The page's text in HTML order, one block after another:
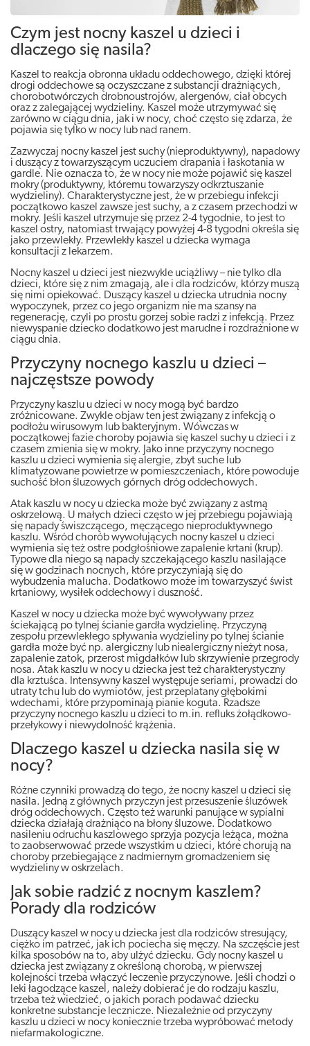
Czym jest nocny kaszel u dzieci i
dlaczego się nasila?
Kaszel to reakcja obronna układu oddechowego, dzięki której
drogi oddechowe są oczyszczane z substancji drażniących,
chorobotwórczych drobnoustrojów, alergenów, ciał obcych
oraz z zalegającej wydzieliny. Kaszel może utrzymywać się
zarówno w ciągu dnia, jak i w nocy, choć często się zdarza, że
pojawia się tylko w nocy lub nad ranem.
Zazwyczaj nocny kaszel jest suchy (nieproduktywny), napadowy
i duszący z towarzyszącym uczuciem drapania i łaskotania w
gardle. Nie oznacza to, że w nocy nie może pojawić się kaszel
mokry (produktywny, któremu towarzyszy odkrztuszanie
wydzieliny). Charakterystyczne jest, że w przebiegu infekcji
początkowo kaszel zawsze jest suchy, a z czasem przechodzi w
mokry. Jeśli kaszel utrzymuje się przez 2-4 tygodnie, to jest to
kaszel ostry, natomiast trwający powyżej 4-8 tygodni określa się
jako przewlekły. Przewlekły kaszel u dziecka wymaga
konsultacji z lekarzem.
Nocny kaszel u dzieci jest niezwykle uciążliwy – nie tylko dla
dzieci, które się z nim zmagają, ale i dla rodziców, którzy muszą
się nimi opiekować. Duszący kaszel u dziecka utrudnia nocny
wypoczynek, przez co jego organizm nie ma szansy na
regenerację, czyli po prostu gorzej sobie radzi z infekcją. Przez
niewyspanie dziecko dodatkowo jest marudne i rozdrażnione w
ciągu dnia.
Przyczyny nocnego kaszlu u dzieci –
najczęstsze powody
Przyczyny kaszlu u dzieci w nocy mogą być bardzo
zróżnicowane. Zwykle objaw ten jest związany z infekcją o
podłożu wirusowym lub bakteryjnym. Wówczas w
początkowej fazie choroby pojawia się kaszel suchy u dzieci i z
czasem zmienia się w mokry. Jako inne przyczyny nocnego
kaszlu u dzieci wymienia się alergie, zbyt suche lub
klimatyzowane powietrze w pomieszczeniach, które powoduje
suchość błon śluzowych górnych dróg oddechowych.
Atak kaszlu w nocy u dziecka może być związany z astmą
oskrzelową. U małych dzieci często w jej przebiegu pojawiają
się napady świszczącego, męczącego nieproduktywnego
kaszlu. Wśród chorób wywołujących nocny kaszel u dzieci
wymienia się też ostre podgłośniowe zapalenie krtani (krup).
Typowe dla niego są napady szczekającego kaszlu nasilające
się w godzinach nocnych, które przyczyniają się do
wybudzenia malucha. Dodatkowo może im towarzyszyć świst
krtaniowy, wysiłek oddechowy i duszność.
Kaszel w nocy u dziecka może być wywoływany przez
ściekającą po tylnej ścianie gardła wydzielinę. Przyczyną
zespołu przewlekłego spływania wydzieliny po tylnej ścianie
gardła może być np. alergiczny lub niealergiczny nieżyt nosa,
zapalenie zatok, przerost migdałków lub skrzywienie przegrody
nosa. Atak kaszlu w nocy u dziecka jest też charakterystyczny
dla krztuśca. Intensywny kaszel występuje seriami, prowadzi do
utraty tchu lub do wymiotów, jest przeplatany głębokimi
wdechami, które przypominają pianie koguta. Rzadsze
przyczyny nocnego kaszlu u dzieci to m.in. refluks żołądkowo-
przełykowy i niewydolność krążenia.
Dlaczego kaszel u dziecka nasila się w
nocy?
Różne czynniki prowadzą do tego, że nocny kaszel u dzieci się
nasila. Jedną z głównych przyczyn jest przesuszenie śluzówek
dróg oddechowych. Często też warunki panujące w sypialni
dziecka działają drażniąco na błony śluzowe. Dodatkowo
nasileniu odruchu kaszlowego sprzyja pozycja leżąca, można
to zaobserwować przede wszystkim u dzieci, które chorują na
choroby przebiegające z nadmiernym gromadzeniem się
wydzieliny w oskrzelach.
Jak sobie radzić z nocnym kaszlem?
Porady dla rodziców
Duszący kaszel w nocy u dziecka jest dla rodziców stresujący,
ciężko im patrzeć, jak ich pociecha się męczy. Na szczęście jest
kilka sposobów na to, aby ulżyć dziecku. Gdy nocny kaszel u
dziecka jest związany z określoną chorobą, w pierwszej
kolejności trzeba włączyć leczenie przyczynowe. Jeśli chodzi o
leki łagodzące kaszel, należy dobierać je do rodzaju kaszlu,
trzeba też wiedzieć, o jakich porach podawać dziecku
konkretne substancje lecznicze. Niezależnie od przyczyny
kaszlu u dzieci w nocy koniecznie trzeba wypróbować metody
niefarmakologiczne.